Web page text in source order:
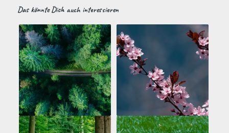
Das könnte Dich auch interessieren